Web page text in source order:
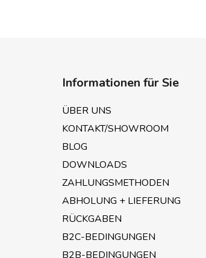
Informationen für Sie
ÜBER UNS
KONTAKT/SHOWROOM
BLOG
DOWNLOADS
ZAHLUNGSMETHODEN
ABHOLUNG + LIEFERUNG
RÜCKGABEN
B2C-BEDINGUNGEN
B2B-BEDINGUNGEN